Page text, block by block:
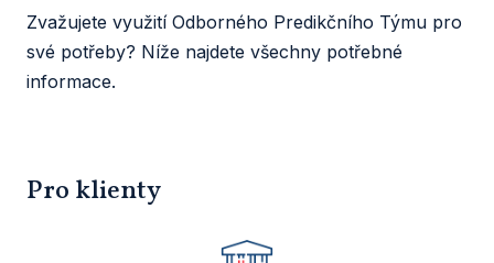
Zvažujete využití Odborného Predikčního Týmu pro
své potřeby? Níže najdete všechny potřebné
informace.
Pro klienty